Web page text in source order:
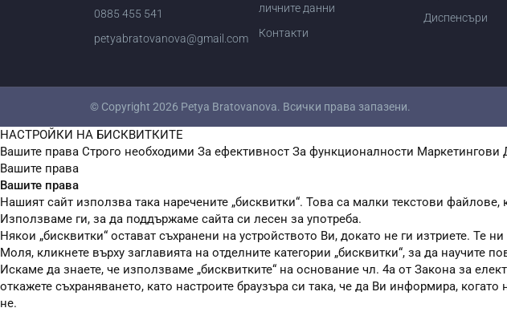
0885 455 541
petyabratovanova@gmail.com
личните данни
Контакти
Диспенсъри
© Copyright 2026 Petya Bratovanova. Всички права запазени.
НАСТРОЙКИ НА БИСКВИТКИТЕ
Вашите права Строго необходими За ефективност За функционалности Маркетингови
Вашите права
Вашите права
Нашият сайт използва така наречените „бисквитки“. Това са малки текстови
Използваме ги, за да поддържаме сайта си лесен за употреба.
Някои „бисквитки“ остават съхранени на устройството Ви, докато не ги изтриете.
Моля, кликнете върху заглавията на отделните категории „бисквитки“, за да научите
Искаме да знаете, че използваме „бисквитките“ на основание чл. 4а от Закона за
откажете съхраняването, като настроите браузъра си така, че да Ви информира,
не.